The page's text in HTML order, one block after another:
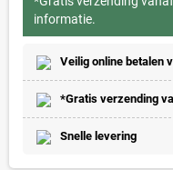
informatie.
Veilig online betalen
*Gratis verzending
Snelle levering